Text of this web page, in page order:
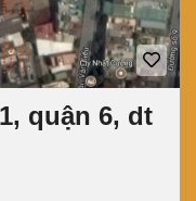
quận 6, dt